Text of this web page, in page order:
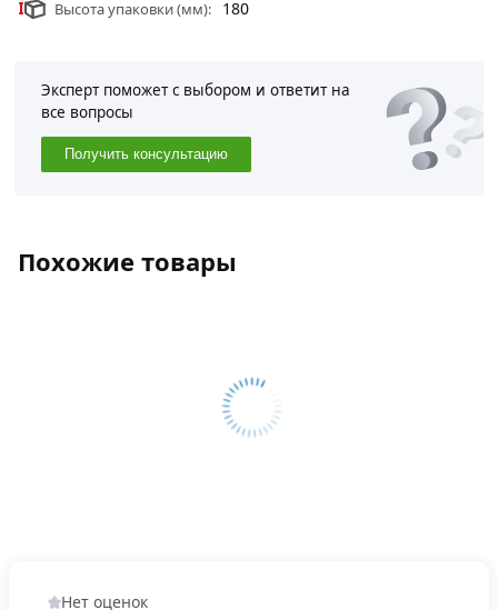
Высота упаковки (мм): 180
Эксперт поможет с выбором и ответит на
все вопросы
Получить консультацию
Похожие товары
Нет оценок